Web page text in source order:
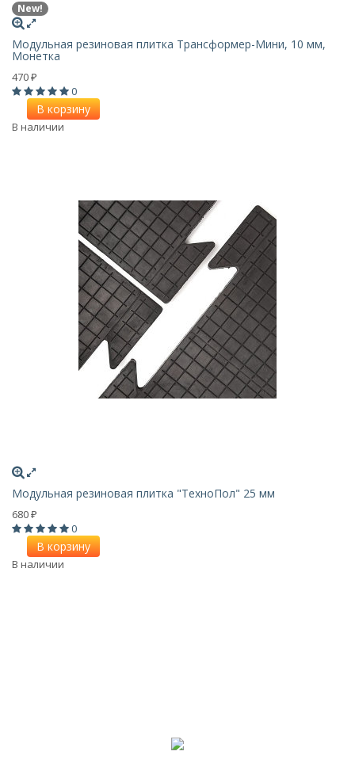
New!
Модульная резиновая плитка Трансформер-Мини, 10 мм,
Монетка
470 ₽
0
В корзину
В наличии
Модульная резиновая плитка "ТехноПол" 25 мм
680 ₽
0
В корзину
В наличии